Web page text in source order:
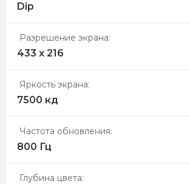
Dip
Разрешение экрана:
433 х 216
Яркость экрана:
7500 кд
Частота обновления:
800 Гц
Глубина цвета: